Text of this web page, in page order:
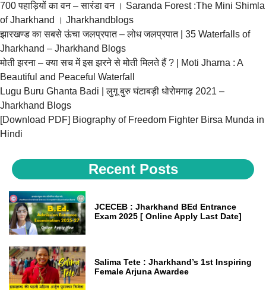
700 पहाड़ियों का वन – सारंडा वन । Saranda Forest :The Mini Shimla
of Jharkhand । Jharkhandblogs
झारखण्ड का सबसे ऊंचा जलप्रपात – लोध जलप्रपात | 35 Waterfalls of
Jharkhand – Jharkhand Blogs
मोती झरना – क्या सच में इस झरने से मोती मिलते हैं ? | Moti Jharna : A
Beautiful and Peaceful Waterfall
Lugu Buru Ghanta Badi | लुगू बुरु घंटाबड़ी धोरोमगाढ़ 2021 –
Jharkhand Blogs
[Download PDF] Biography of Freedom Fighter Birsa Munda in
Hindi
Recent Posts
JCECEB : Jharkhand BEd Entrance
Exam 2025 [ Online Apply Last Date]
Salima Tete : Jharkhand’s 1st Inspiring
Female Arjuna Awardee